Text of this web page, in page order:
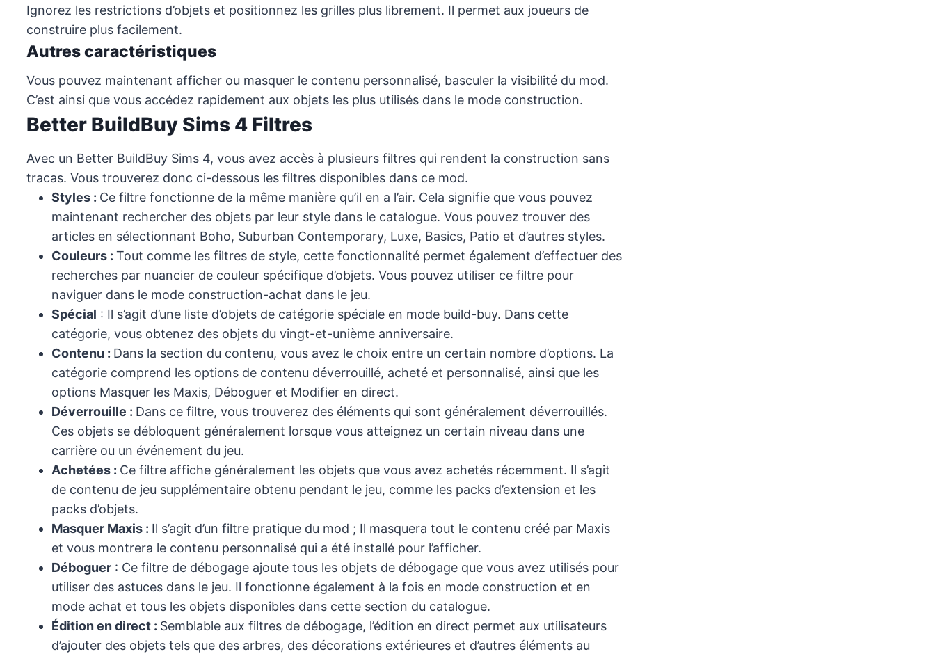
Ignorez les restrictions d’objets et positionnez les grilles plus librement. Il permet aux joueurs de
construire plus facilement.
Autres caractéristiques
Vous pouvez maintenant afficher ou masquer le contenu personnalisé, basculer la visibilité du mod.
C’est ainsi que vous accédez rapidement aux objets les plus utilisés dans le mode construction.
Better BuildBuy Sims 4 Filtres
Avec un Better BuildBuy Sims 4, vous avez accès à plusieurs filtres qui rendent la construction sans
tracas. Vous trouverez donc ci-dessous les filtres disponibles dans ce mod.
Styles : Ce filtre fonctionne de la même manière qu’il en a l’air. Cela signifie que vous pouvez
maintenant rechercher des objets par leur style dans le catalogue. Vous pouvez trouver des
articles en sélectionnant Boho, Suburban Contemporary, Luxe, Basics, Patio et d’autres styles.
Couleurs : Tout comme les filtres de style, cette fonctionnalité permet également d’effectuer des
recherches par nuancier de couleur spécifique d’objets. Vous pouvez utiliser ce filtre pour
naviguer dans le mode construction-achat dans le jeu.
Spécial : Il s’agit d’une liste d’objets de catégorie spéciale en mode build-buy. Dans cette
catégorie, vous obtenez des objets du vingt-et-unième anniversaire.
Contenu : Dans la section du contenu, vous avez le choix entre un certain nombre d’options. La
catégorie comprend les options de contenu déverrouillé, acheté et personnalisé, ainsi que les
options Masquer les Maxis, Déboguer et Modifier en direct.
Déverrouille : Dans ce filtre, vous trouverez des éléments qui sont généralement déverrouillés.
Ces objets se débloquent généralement lorsque vous atteignez un certain niveau dans une
carrière ou un événement du jeu.
Achetées : Ce filtre affiche généralement les objets que vous avez achetés récemment. Il s’agit
de contenu de jeu supplémentaire obtenu pendant le jeu, comme les packs d’extension et les
packs d’objets.
Masquer Maxis : Il s’agit d’un filtre pratique du mod ; Il masquera tout le contenu créé par Maxis
et vous montrera le contenu personnalisé qui a été installé pour l’afficher.
Déboguer : Ce filtre de débogage ajoute tous les objets de débogage que vous avez utilisés pour
utiliser des astuces dans le jeu. Il fonctionne également à la fois en mode construction et en
mode achat et tous les objets disponibles dans cette section du catalogue.
Édition en direct : Semblable aux filtres de débogage, l’édition en direct permet aux utilisateurs
d’ajouter des objets tels que des arbres, des décorations extérieures et d’autres éléments au